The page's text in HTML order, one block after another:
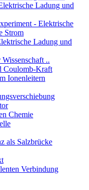
Ladung und
- Elektrische
Strom
Ladung und
..
Coulomb-Kraft
Ionenleitern
Chemie
als Salzbrücke
Verbindung